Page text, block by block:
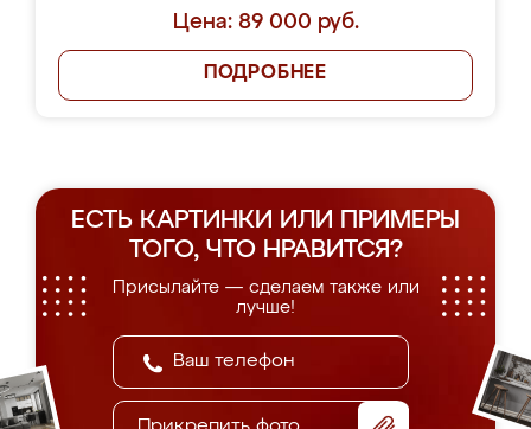
Цена: 89 000 руб.
ПОДРОБНЕЕ
ЕСТЬ КАРТИНКИ ИЛИ ПРИМЕРЫ
ТОГО, ЧТО НРАВИТСЯ?
Присылайте — сделаем также или
лучше!